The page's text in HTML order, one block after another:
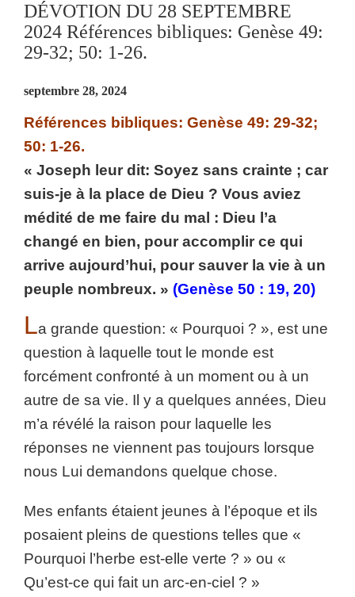
DÉVOTION DU 28 SEPTEMBRE
2024 Références bibliques: Genèse 49:
29-32; 50: 1-26.
septembre 28, 2024
Références bibliques: Genèse 49: 29-32;
50: 1-26.
« Joseph leur dit: Soyez sans crainte ; car
suis-je à la place de Dieu ? Vous aviez
médité de me faire du mal : Dieu l’a
changé en bien, pour accomplir ce qui
arrive aujourd’hui, pour sauver la vie à un
peuple nombreux. » (Genèse 50 : 19, 20)
La grande question: « Pourquoi ? », est une
question à laquelle tout le monde est
forcément confronté à un moment ou à un
autre de sa vie. Il y a quelques années, Dieu
m’a révélé la raison pour laquelle les
réponses ne viennent pas toujours lorsque
nous Lui demandons quelque chose.
Mes enfants étaient jeunes à l’époque et ils
posaient pleins de questions telles que «
Pourquoi l’herbe est-elle verte ? » ou «
Qu’est-ce qui fait un arc-en-ciel ? »